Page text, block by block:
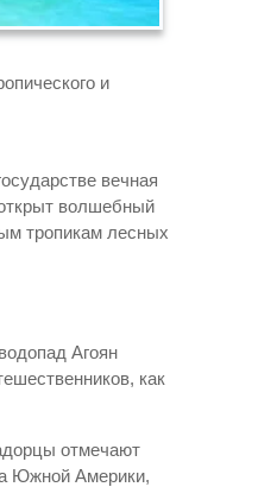
и
вечная
волшебный
тропикам лесных
Агоян
как
отмечают
Южной Америки,